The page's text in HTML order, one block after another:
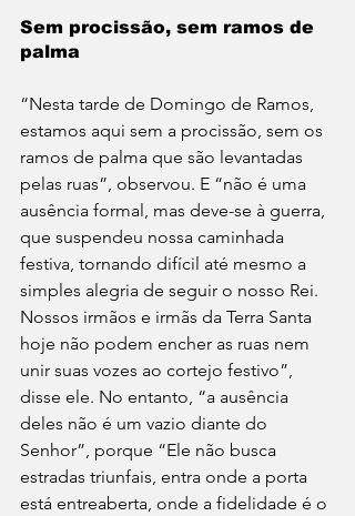
Sem procissão, sem ramos de
palma
“Nesta tarde de Domingo de Ramos,
estamos aqui sem a procissão, sem os
ramos de palma que são levantadas
pelas ruas”, observou. E “não é uma
ausência formal, mas deve-se à guerra,
que suspendeu nossa caminhada
festiva, tornando difícil até mesmo a
simples alegria de seguir o nosso Rei.
Nossos irmãos e irmãs da Terra Santa
hoje não podem encher as ruas nem
unir suas vozes ao cortejo festivo”,
disse ele. No entanto, “a ausência
deles não é um vazio diante do
Senhor”, porque “Ele não busca
estradas triunfais, entra onde a porta
está entreaberta, onde a fidelidade é o